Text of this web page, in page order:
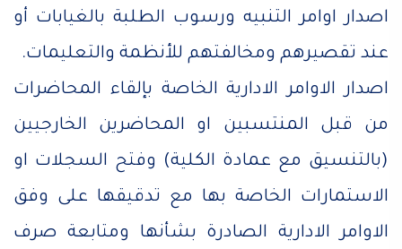
اصدار اوامر التنبيه ورسوب الطلبة بالغيابات أو
عند تقصيرهم ومخالفتهم للأنظمة والتعليمات.
اصدار الاوامر الادارية الخاصة بإلقاء المحاضرات
من قبل المنتسبين او المحاضرين الخارجيين
(بالتنسيق مع عمادة الكلية) وفتح السجلات او
الاستمارات الخاصة بها مع تدقيقها على وفق
الاوامر الادارية الصادرة بشأنها ومتابعة صرف